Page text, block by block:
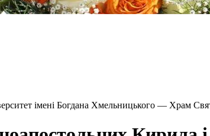
імені Богдана Хмельницького — Храм